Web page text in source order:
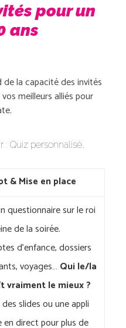
pour un
ans
de la capacité des invités
meilleurs alliés pour
: Quiz personnalisé,
& Mise en place
questionnaire sur le roi
de la soirée.
d’enfance, dossiers
voyages… Qui le/la
vraiment le mieux ?
slides ou une appli
en direct pour plus de